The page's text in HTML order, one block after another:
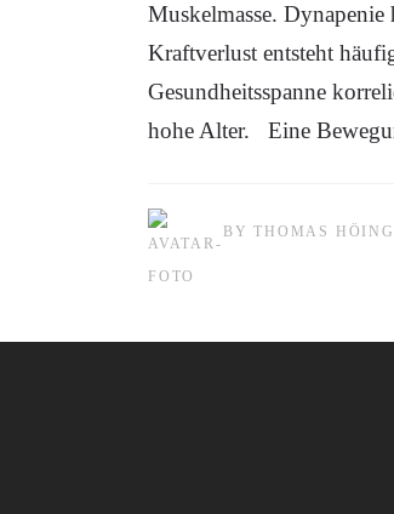
Muskelmasse.
Kraftverlust entsteht
Gesundheitsspanne
hohe Alter. Eine
BYTHOMAS HÖING